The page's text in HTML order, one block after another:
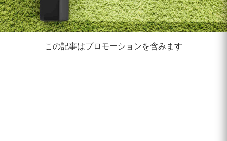
この記事はプロモーションを含みます